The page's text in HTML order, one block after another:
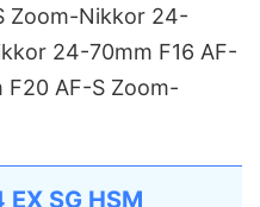
Zoom-Nikkor 24-
24-70mm F16 AF-
AF-S Zoom-
SG HSM